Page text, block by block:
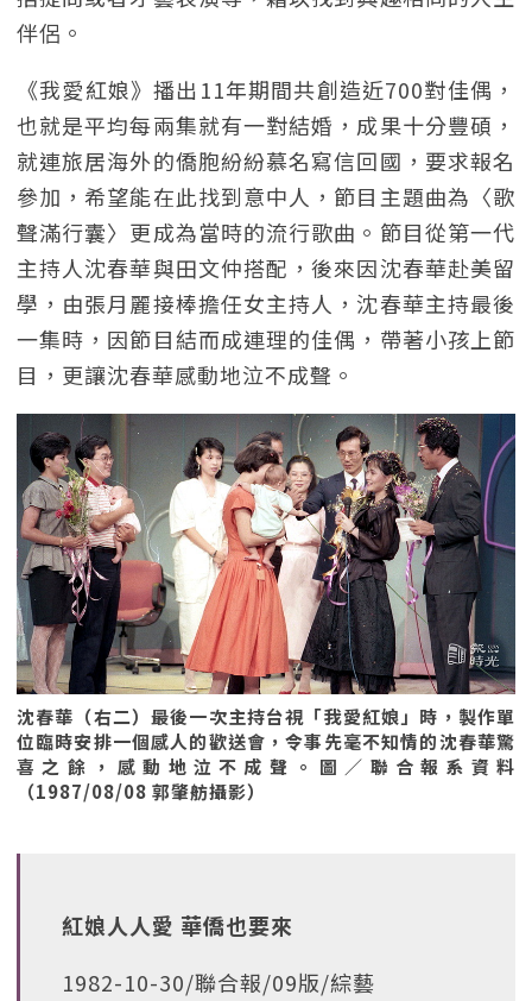
伴侶。
《我愛紅娘》播出11年期間共創造近700對佳偶，
也就是平均每兩集就有一對結婚，成果十分豐碩，
就連旅居海外的僑胞紛紛慕名寫信回國，要求報名
參加，希望能在此找到意中人，節目主題曲為〈歌
聲滿行囊〉更成為當時的流行歌曲。節目從第一代
主持人沈春華與田文仲搭配，後來因沈春華赴美留
學，由張月麗接棒擔任女主持人，沈春華主持最後
一集時，因節目結而成連理的佳偶，帶著小孩上節
目，更讓沈春華感動地泣不成聲。
沈春華（右二）最後一次主持台視「我愛紅娘」時，製作單
位臨時安排一個感人的歡送會，令事先毫不知情的沈春華驚
喜之餘，感動地泣不成聲。圖／聯合報系資料
（1987/08/08 郭肇舫攝影）
紅娘人人愛 華僑也要來
1982-10-30/聯合報/09版/綜藝